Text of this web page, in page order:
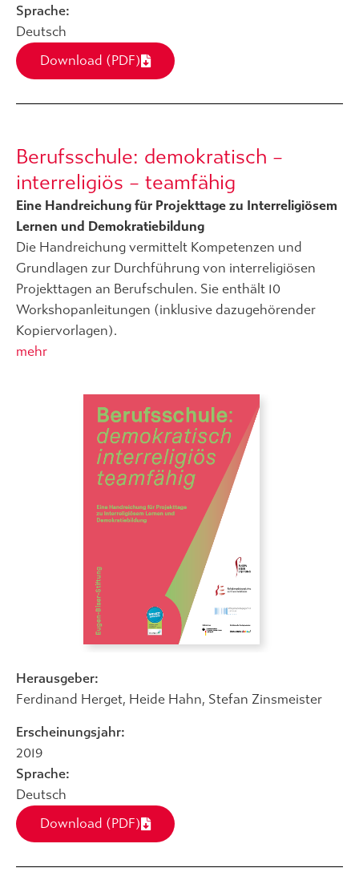
Sprache:
Deutsch
Download (PDF)
Berufsschule: demokratisch –
interreligiös – teamfähig
Eine Handreichung für Projekttage zu Interreligiösem
Lernen und Demokratiebildung
Die Handreichung vermittelt Kompetenzen und
Grundlagen zur Durchführung von interreligiösen
Projekttagen an Berufschulen. Sie enthält 10
Workshopanleitungen (inklusive dazugehörender
Kopiervorlagen).
mehr
Herausgeber:
Ferdinand Herget, Heide Hahn, Stefan Zinsmeister
Erscheinungsjahr:
2019
Sprache:
Deutsch
Download (PDF)